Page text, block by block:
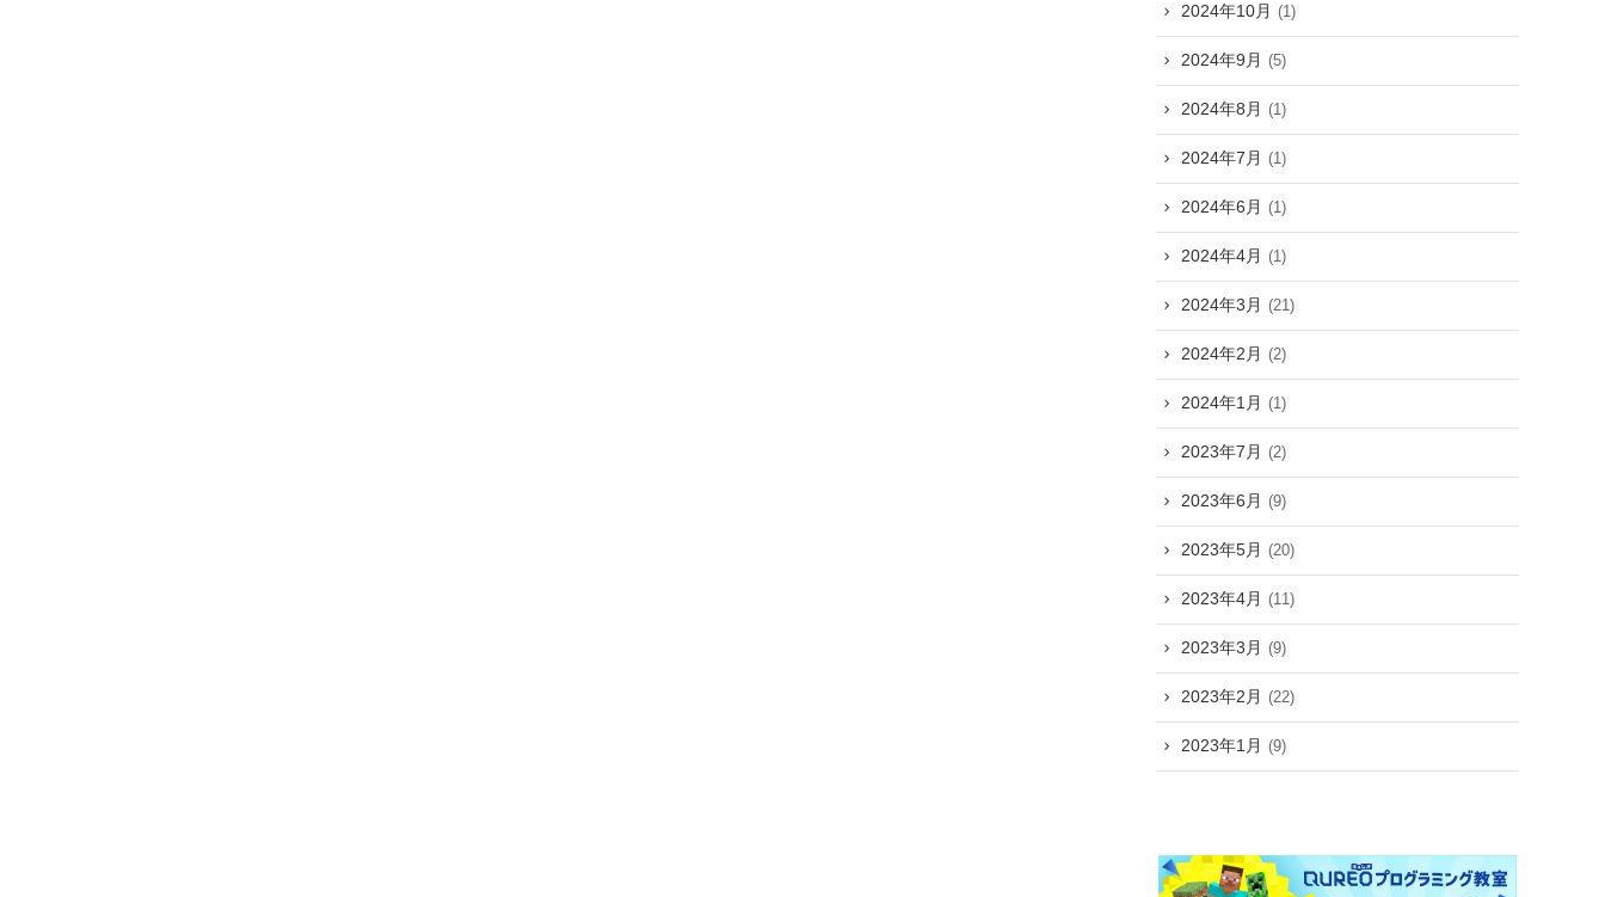
2024年10月 (1)
2024年9月 (5)
2024年8月 (1)
2024年7月 (1)
2024年6月 (1)
2024年4月 (1)
2024年3月 (21)
2024年2月 (2)
2024年1月 (1)
2023年7月 (2)
2023年6月 (9)
2023年5月 (20)
2023年4月 (11)
2023年3月 (9)
2023年2月 (22)
2023年1月 (9)